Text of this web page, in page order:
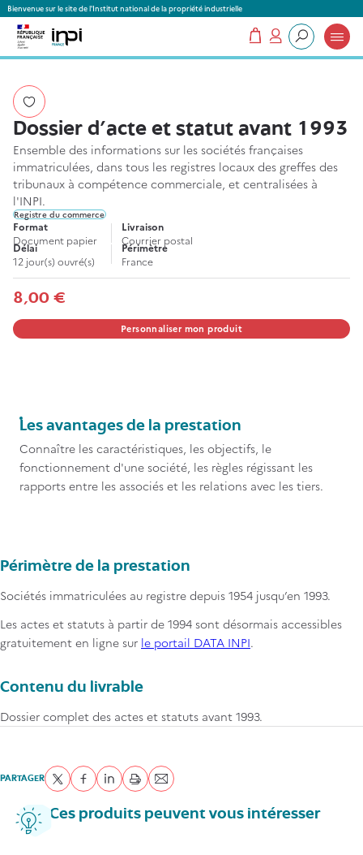
Bienvenue sur le site de l'Institut national de la propriété industrielle
Que recherchez-vous ?
Mon compte
Mon panier
Dossier d'acte et statut avant 1993
Ensemble des informations sur les sociétés françaises
immatriculées, dans tous les registres locaux des greffes des
tribunaux à compétence commerciale, et centralisées à
l'INPI.
Registre du commerce
Format
Document papier
Livraison
Courrier postal
Délai
12 jour(s) ouvré(s)
Périmètre
France
8,00 €
Personnaliser mon produit
Titre
Les avantages de la prestation
Contenu
Connaître les caractéristiques, les objectifs, le
fonctionnement d'une société, les règles régissant les
rapports entre les associés et les relations avec les tiers.
Périmètre de la prestation
Sociétés immatriculées au registre depuis 1954 jusqu’en 1993.
Les actes et statuts à partir de 1994 sont désormais accessibles
gratuitement en ligne sur le portail DATA INPI.
Contenu du livrable
Dossier complet des actes et statuts avant 1993.
PARTAGERPartager sur Twitter
Partager sur Facebook
Partager sur LinkedIn
imprimerEnvoyer par courriel
Ces produits peuvent vous intéresser
Panneau de gestion des cookies